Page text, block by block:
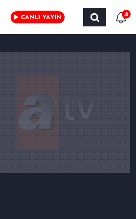
CANLI YAYIN 4